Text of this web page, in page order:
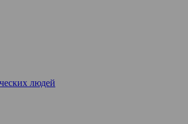
людей